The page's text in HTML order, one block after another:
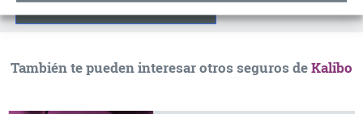
También te pueden interesar otros seguros deKalibo